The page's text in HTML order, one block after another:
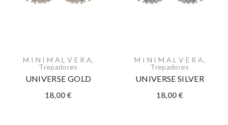
M I N I M A L V E R A,
Trepadores
UNIVERSE GOLD
18,00 €
M I N I M A L V E R A,
Trepadores
UNIVERSE SILVER
18,00 €